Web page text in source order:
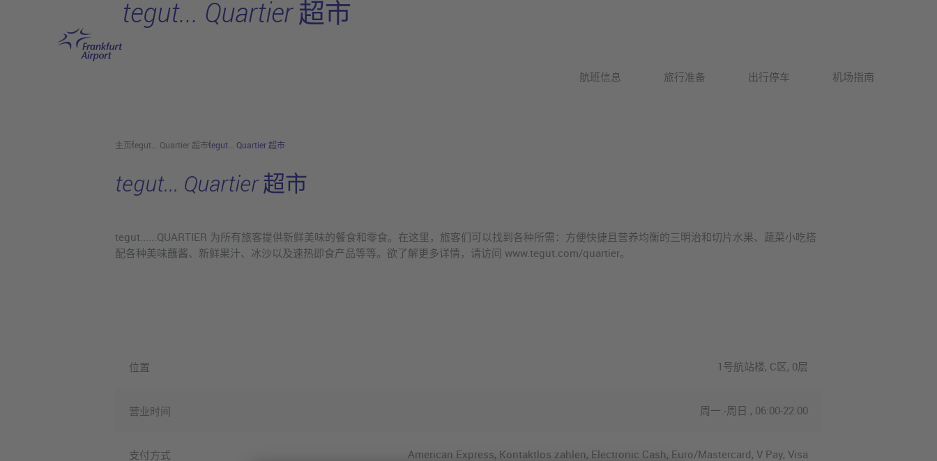
航班信息 旅行准备 出行停车 机场指南
tegut... Quartier 超市
主页tegut... Quartier 超市tegut... Quartier 超市
tegut... Quartier 超市
tegut......QUARTIER 为所有旅客提供新鲜美味的餐食和零食。在这里，旅客们可以找到各种所需：方便快捷且营养均衡的三明治和切片水果、蔬菜小吃搭
配各种美味蘸酱、新鲜果汁、冰沙以及速热即食产品等等。欲了解更多详情，请访问 www.tegut.com/quartier。
位置 1号航站楼, C区, 0层
营业时间 周一.-周日., 06:00-22:00
支付方式 American Express, Kontaktlos zahlen, Electronic Cash, Euro/Mastercard, V Pay, Visa